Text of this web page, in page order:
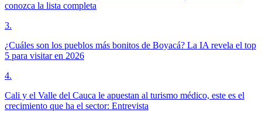
conozca la lista completa
3.
¿Cuáles son los pueblos más bonitos de Boyacá? La IA revela el top
5 para visitar en 2026
4.
Cali y el Valle del Cauca le apuestan al turismo médico, este es el
crecimiento que ha el sector: Entrevista